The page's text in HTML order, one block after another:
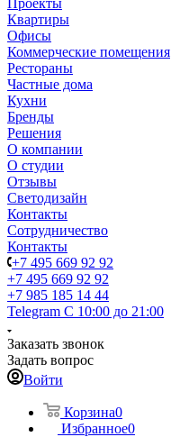
Проекты
Квартиры
Офисы
Коммерческие помещения
Рестораны
Частные дома
Кухни
Бренды
Решения
О компании
О студии
Отзывы
Светодизайн
Контакты
Сотрудничество
Контакты
+7 495 669 92 92
+7 495 669 92 92
+7 985 185 14 44
Telegram С 10:00 до 21:00
Заказать звонок
Задать вопрос
Войти
Корзина0
Избранное0